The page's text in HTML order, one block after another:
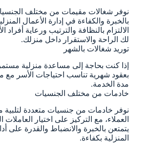
نوفر شغالات مقيمات من مختلف
بالخبرة والكفاءة في إدارة الأعمال
الالتزام بالنظافة والترتيب ورعاية أفراد
لك الراحة والاستقرار داخل منزلك.
توريد شغالات بالشهر
إذا كنت بحاجة إلى مساعدة منزلية
بعقود شهرية تناسب احتياجات الأسر مع
مدة الخدمة.
خادمات من مختلف الجنسيات
نوفر خادمات من جنسيات متعددة
العملاء، مع التركيز على اختيار العاملات
يتمتعن بالخبرة والانضباط والقدرة على
المنزلية بكفاءة.